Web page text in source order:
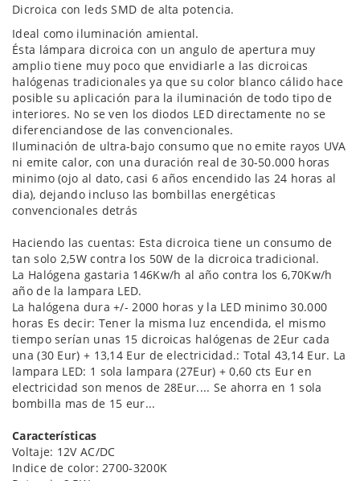
Dicroica con leds SMD de alta potencia.
Ideal como iluminación amiental.
Ésta lámpara dicroica con un angulo de apertura muy
amplio tiene muy poco que envidiarle a las dicroicas
halógenas tradicionales ya que su color blanco cálido hace
posible su aplicación para la iluminación de todo tipo de
interiores. No se ven los diodos LED directamente no se
diferenciandose de las convencionales.
Iluminación de ultra-bajo consumo que no emite rayos UVA
ni emite calor, con una duración real de 30-50.000 horas
minimo (ojo al dato, casi 6 años encendido las 24 horas al
dia), dejando incluso las bombillas energéticas
convencionales detrás
Haciendo las cuentas: Esta dicroica tiene un consumo de
tan solo 2,5W contra los 50W de la dicroica tradicional.
La Halógena gastaria 146Kw/h al año contra los 6,70Kw/h
año de la lampara LED.
La halógena dura +/- 2000 horas y la LED minimo 30.000
horas Es decir: Tener la misma luz encendida, el mismo
tiempo serían unas 15 dicroicas halógenas de 2Eur cada
una (30 Eur) + 13,14 Eur de electricidad.: Total 43,14 Eur. La
lampara LED: 1 sola lampara (27Eur) + 0,60 cts Eur en
electricidad son menos de 28Eur.... Se ahorra en 1 sola
bombilla mas de 15 eur...
Características
Voltaje: 12V AC/DC
Indice de color: 2700-3200K